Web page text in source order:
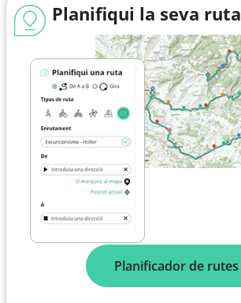
Planifiqui la seva ruta
Planificador de rutes